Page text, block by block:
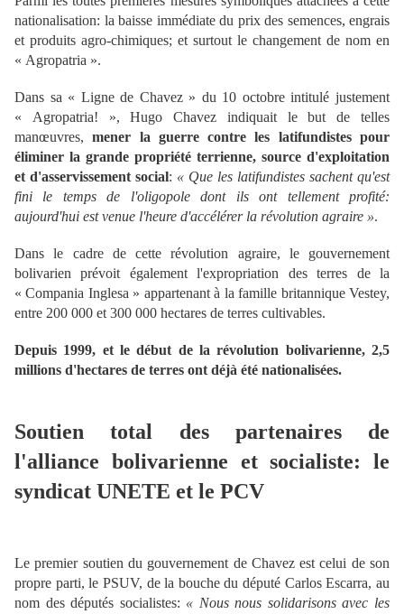
nationalisation: la baisse immédiate du prix des semences, engrais
et produits agro-chimiques; et surtout le changement de nom en
« Agropatria ».
Dans sa « Ligne de Chavez » du 10 octobre intitulé justement
« Agropatria! », Hugo Chavez indiquait le but de telles
manœuvres,mener la guerre contre les latifundistes pour
éliminer la grande propriété terrienne, source d'exploitation
et d'asservissement social: « Que les latifundistes sachent qu'est
fini le temps de l'oligopole dont ils ont tellement profité:
aujourd'hui est venue l'heure d'accélérer la révolution agraire ».
Dans le cadre de cette révolution agraire, le gouvernement
bolivarien prévoit également l'expropriation des terres de la
« Compania Inglesa » appartenant à la famille britannique Vestey,
entre 200 000 et 300 000 hectares de terres cultivables.
Depuis 1999, et le début de la révolution bolivarienne, 2,5
millions d'hectares de terres ont déjà été nationalisées.
Soutien total des partenaires de
l'alliance bolivarienne et socialiste: le
syndicat UNETE et le PCV
Le premier soutien du gouvernement de Chavez est celui de son
propre parti, le PSUV, de la bouche du député Carlos Escarra, au
nom des députés socialistes: « Nous nous solidarisons avec les